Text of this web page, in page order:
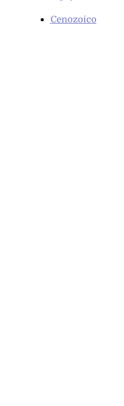
Cenozoico